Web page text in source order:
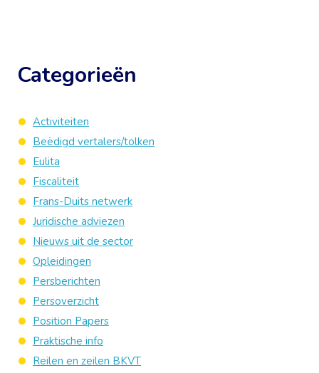
Categorieën
Activiteiten
Beëdigd vertalers/tolken
Eulita
Fiscaliteit
Frans-Duits netwerk
Juridische adviezen
Nieuws uit de sector
Opleidingen
Persberichten
Persoverzicht
Position Papers
Praktische info
Reilen en zeilen BKVT